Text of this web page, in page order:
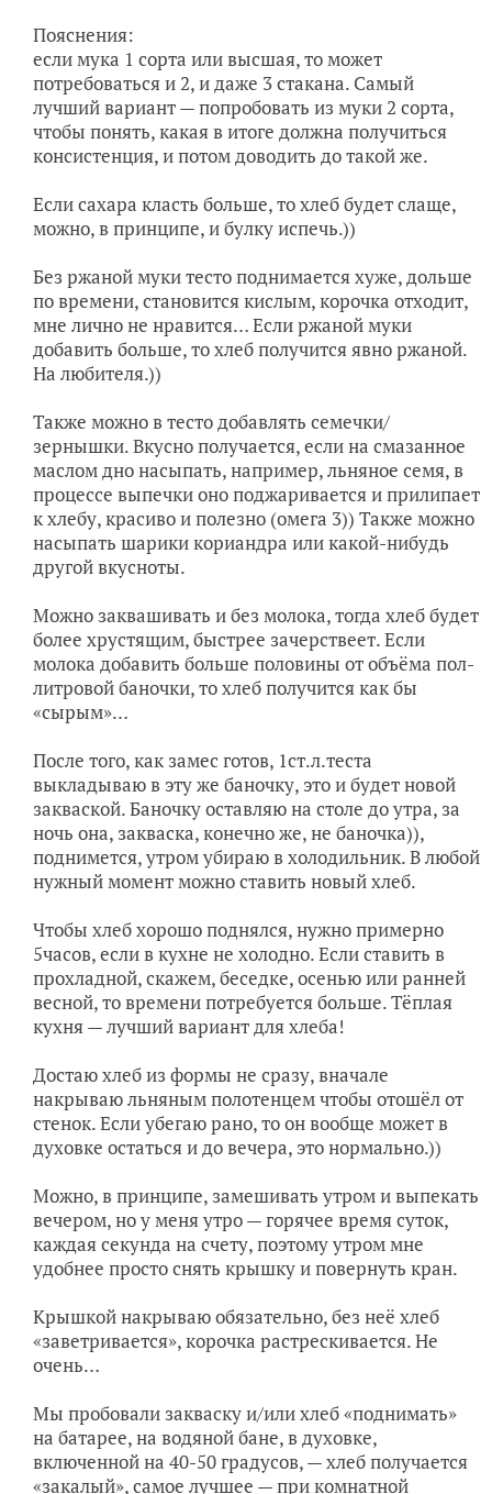
Пояснения:
если мука 1 сорта или высшая, то может
потребоваться и 2, и даже 3 стакана. Самый
лучший вариант — попробовать из муки 2 сорта,
чтобы понять, какая в итоге должна получиться
консистенция, и потом доводить до такой же.
Если сахара класть больше, то хлеб будет слаще,
можно, в принципе, и булку испечь.))
Без ржаной муки тесто поднимается хуже, дольше
по времени, становится кислым, корочка отходит,
мне лично не нравится… Если ржаной муки
добавить больше, то хлеб получится явно ржаной.
На любителя.))
Также можно в тесто добавлять семечки/
зернышки. Вкусно получается, если на смазанное
маслом дно насыпать, например, льняное семя, в
процессе выпечки оно поджаривается и прилипает
к хлебу, красиво и полезно (омега 3)) Также можно
насыпать шарики кориандра или какой-нибудь
другой вкусноты.
Можно заквашивать и без молока, тогда хлеб будет
более хрустящим, быстрее зачерствеет. Если
молока добавить больше половины от объёма пол-
литровой баночки, то хлеб получится как бы
«сырым»…
После того, как замес готов, 1ст.л.теста
выкладываю в эту же баночку, это и будет новой
закваской. Баночку оставляю на столе до утра, за
ночь она, закваска, конечно же, не баночка)),
поднимется, утром убираю в холодильник. В любой
нужный момент можно ставить новый хлеб.
Чтобы хлеб хорошо поднялся, нужно примерно
5часов, если в кухне не холодно. Если ставить в
прохладной, скажем, беседке, осенью или ранней
весной, то времени потребуется больше. Тёплая
кухня — лучший вариант для хлеба!
Достаю хлеб из формы не сразу, вначале
накрываю льняным полотенцем чтобы отошёл от
стенок. Если убегаю рано, то он вообще может в
духовке остаться и до вечера, это нормально.))
Можно, в принципе, замешивать утром и выпекать
вечером, но у меня утро — горячее время суток,
каждая секунда на счету, поэтому утром мне
удобнее просто снять крышку и повернуть кран.
Крышкой накрываю обязательно, без неё хлеб
«заветривается», корочка растрескивается. Не
очень…
Мы пробовали закваску и/или хлеб «поднимать»
на батарее, на водяной бане, в духовке,
включенной на 40-50 градусов, — хлеб получается
«закалый», самое лучшее — при комнатной